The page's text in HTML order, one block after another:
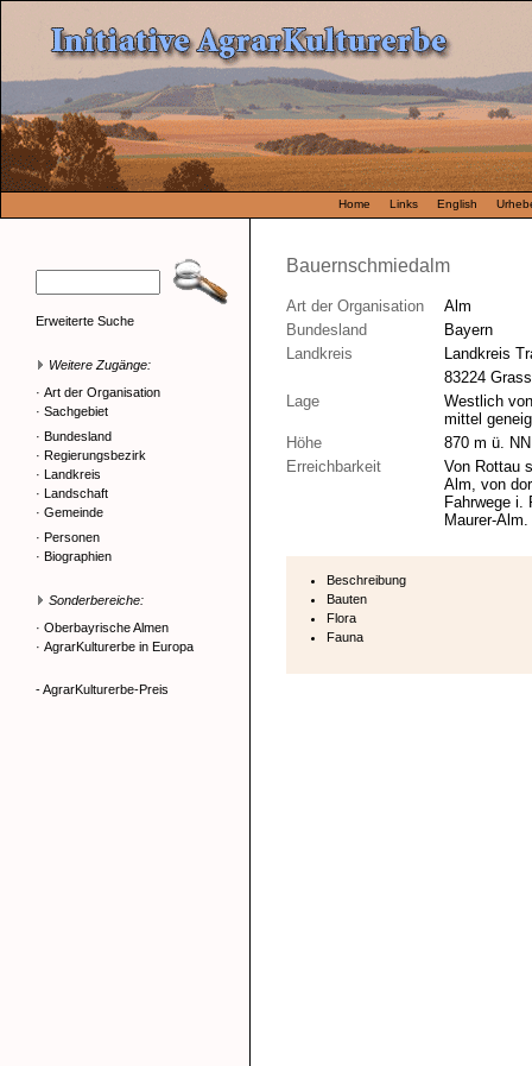
Home Links English
Erweiterte Suche
Weitere Zugänge:
· Art der Organisation
· Sachgebiet
· Bundesland
· Regierungsbezirk
· Landkreis
· Landschaft
· Gemeinde
· Personen
· Biographien
Sonderbereiche:
· Oberbayrische Almen
· AgrarKulturerbe in Europa
- AgrarKulturerbe-Preis
Bauernschmiedalm
Art der Organisation
Alm
Bundesland
Bayern
Landkreis
Landkreis
83224
Lage
Westlich
mittel
Höhe
870 m ü. NN
Erreichbarkeit
Von Rottau
Alm, von
Fahrwege i.
Maurer-Alm.
Beschreibung
Bauten
Flora
Fauna